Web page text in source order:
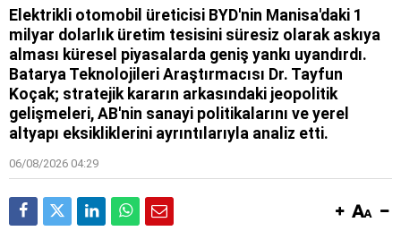
Elektrikli otomobil üreticisi BYD'nin Manisa'daki 1
milyar dolarlık üretim tesisini süresiz olarak askıya
alması küresel piyasalarda geniş yankı uyandırdı.
Batarya Teknolojileri Araştırmacısı Dr. Tayfun
Koçak; stratejik kararın arkasındaki jeopolitik
gelişmeleri, AB'nin sanayi politikalarını ve yerel
altyapı eksikliklerini ayrıntılarıyla analiz etti.
06/08/2026 04:29